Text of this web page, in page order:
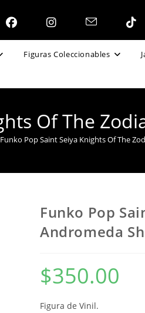
Figuras Coleccionables
Of The
Funko Pop Saint Seiya Knights Of The
Funko Pop
Andromeda
$350.00
Figura de Vinil.